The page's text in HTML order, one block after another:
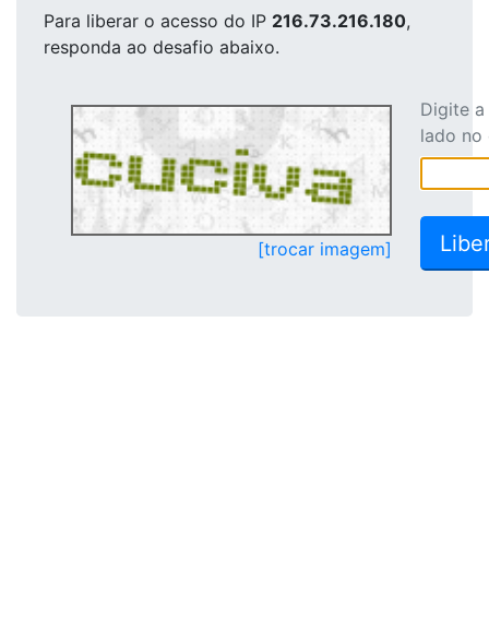
Para liberar o acesso do IP 216.73.216.180,
responda ao desafio abaixo.
[trocar imagem]
Digite
lado no